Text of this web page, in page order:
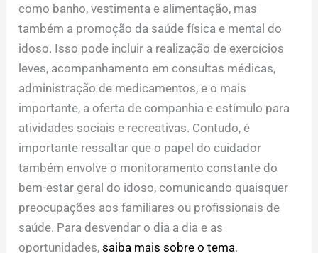
como banho, vestimenta e alimentação, mas
também a promoção da saúde física e mental do
idoso. Isso pode incluir a realização de exercícios
leves, acompanhamento em consultas médicas,
administração de medicamentos, e o mais
importante, a oferta de companhia e estímulo para
atividades sociais e recreativas. Contudo, é
importante ressaltar que o papel do cuidador
também envolve o monitoramento constante do
bem-estar geral do idoso, comunicando quaisquer
preocupações aos familiares ou profissionais de
saúde. Para desvendar o dia a dia e as
oportunidades,saiba mais sobre o tema.